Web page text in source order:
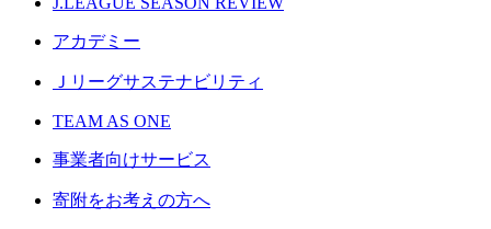
アカデミー
Ｊリーグサステナビリティ
TEAM AS ONE
事業者向けサービス
寄附をお考えの方へ